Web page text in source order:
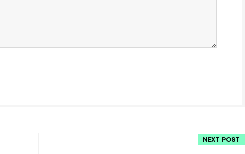
NEXT POST